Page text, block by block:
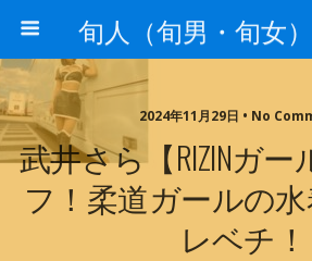
2024年11月29日 • No
武井さら【RIZINガー
フ！柔道ガールの
レベチ！